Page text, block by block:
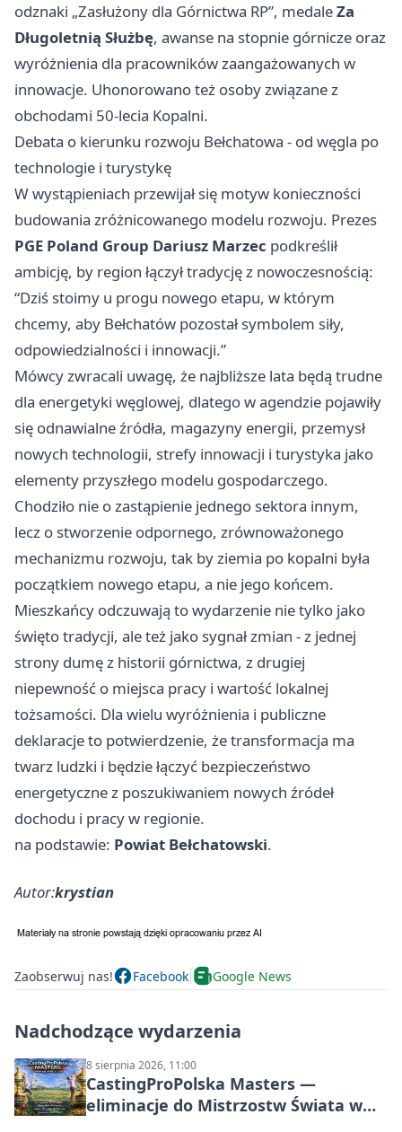
odznaki „Zasłużony dla Górnictwa RP”, medaleZa
Długoletnią Służbę, awanse na stopnie górnicze oraz
wyróżnienia dla pracowników zaangażowanych w
innowacje. Uhonorowano też osoby związane z
obchodami 50-lecia Kopalni.
Debata o kierunku rozwoju Bełchatowa - od węgla po
technologie i turystykę
W wystąpieniach przewijał się motyw konieczności
budowania zróżnicowanego modelu rozwoju. Prezes
PGE Poland Group Dariusz Marzec podkreślił
ambicję, by region łączył tradycję z nowoczesnością:
“Dziś stoimy u progu nowego etapu, w którym
chcemy, aby Bełchatów pozostał symbolem siły,
odpowiedzialności i innowacji.”
Mówcy zwracali uwagę, że najbliższe lata będą trudne
dla energetyki węglowej, dlatego w agendzie pojawiły
się odnawialne źródła, magazyny energii, przemysł
nowych technologii, strefy innowacji i turystyka jako
elementy przyszłego modelu gospodarczego.
Chodziło nie o zastąpienie jednego sektora innym,
lecz o stworzenie odpornego, zrównoważonego
mechanizmu rozwoju, tak by ziemia po kopalni była
początkiem nowego etapu, a nie jego końcem.
Mieszkańcy odczuwają to wydarzenie nie tylko jako
święto tradycji, ale też jako sygnał zmian - z jednej
strony dumę z historii górnictwa, z drugiej
niepewność o miejsca pracy i wartość lokalnej
tożsamości. Dla wielu wyróżnienia i publiczne
deklaracje to potwierdzenie, że transformacja ma
twarz ludzki i będzie łączyć bezpieczeństwo
energetyczne z poszukiwaniem nowych źródeł
dochodu i pracy w regionie.
na podstawie: Powiat Bełchatowski.
Autor:krystian
Zaobserwuj nas! Facebook Google News
Nadchodzące wydarzenia
8 sierpnia 2026, 11:00
CastingProPolska Masters —
eliminacje do Mistrzostw Świata w